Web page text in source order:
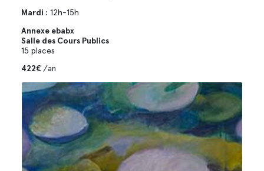
Mardi : 12h-15h
Annexe ebabx
Salle des Cours Publics
15 places
422€ /an